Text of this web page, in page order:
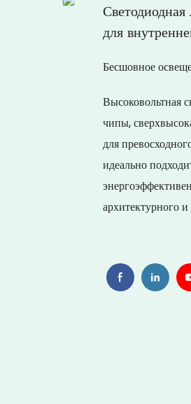
для
Бесшовное
Высоковольтная
чипы,
для
идеально
архитектурного